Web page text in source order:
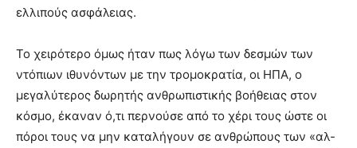
ελλιπούς ασφάλειας.
Το χειρότερο όμως ήταν πως λόγω των δεσμών των
ντόπιων ιθυνόντων με την τρομοκρατία, οι ΗΠΑ, ο
μεγαλύτερος δωρητής ανθρωπιστικής βοήθειας στον
κόσμο, έκαναν ό,τι περνούσε από το χέρι τους ώστε οι
πόροι τους να μην καταλήγουν σε ανθρώπους των «αλ-